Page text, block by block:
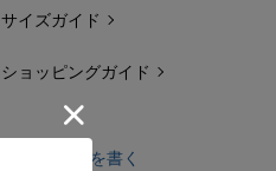
サイズガイド
ショッピングガイド
レビューを書く